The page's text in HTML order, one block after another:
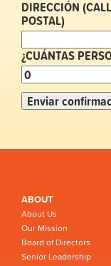
DIRECCIÓN
POSTAL)
¿CUÁNTAS
ABOUT
About Us
Our Mission
Board of Directors
Senior Leadership